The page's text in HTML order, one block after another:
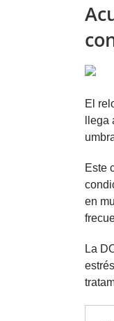
El
Este
en
La